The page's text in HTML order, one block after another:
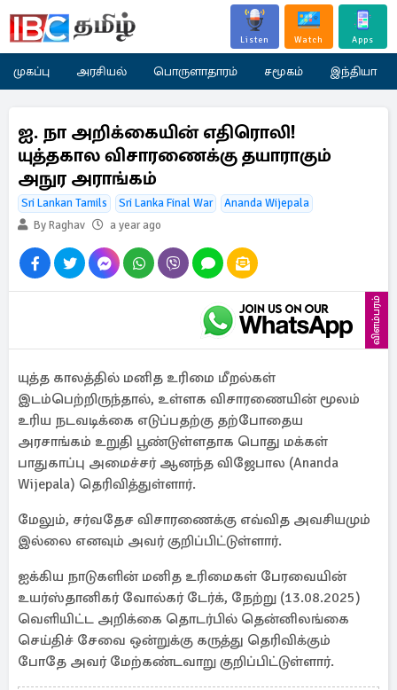
Listen Watch Apps
முகப்பு அரசியல் பொருளாதாரம் சமூகம் இந்தியா
ஐ. நா அறிக்கையின் எதிரொலி!
யுத்தகால விசாரணைக்கு தயாராகும்
அநுர அராங்கம்
Sri Lankan Tamils Sri Lanka Final War
Ananda Wijepala
By Raghav
a year ago
விளம்பரம்
யுத்த காலத்தில் மனித உரிமை மீறல்கள்
இடம்பெற்றிருந்தால், உள்ளக விசாரணையின் மூலம்
உரிய நடவடிக்கை எடுப்பதற்கு தற்போதைய
அரசாங்கம் உறுதி பூண்டுள்ளதாக பொது மக்கள்
பாதுகாப்பு அமைச்சர் ஆனந்த விஜேபால (Ananda
Wijepala) தெரிவித்துள்ளார்.
மேலும், சர்வதேச விசாரணைக்கு எவ்வித அவசியமும்
இல்லை எனவும் அவர் குறிப்பிட்டுள்ளார்.
ஐக்கிய நாடுகளின் மனித உரிமைகள் பேரவையின்
உயர்ஸ்தானிகர் வோல்கர் டேர்க், நேற்று (13.08.2025)
வெளியிட்ட அறிக்கை தொடர்பில் தென்னிலங்கை
செய்திச் சேவை ஒன்றுக்கு கருத்து தெரிவிக்கும்
போதே அவர் மேற்கண்டவாறு குறிப்பிட்டுள்ளார்.